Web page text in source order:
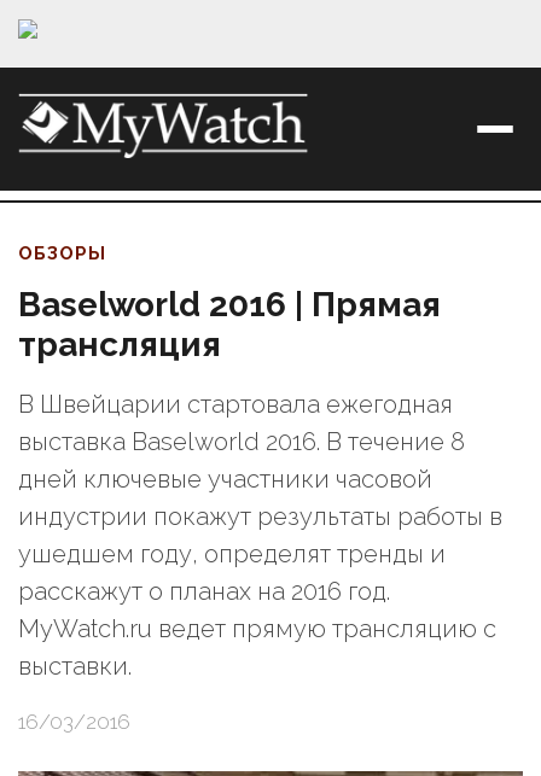
ОБЗОРЫ
Baselworld 2016 | Прямая
трансляция
В Швейцарии стартовала ежегодная
выставка Baselworld 2016. В течение 8
дней ключевые участники часовой
индустрии покажут результаты работы в
ушедшем году, определят тренды и
расскажут о планах на 2016 год.
MyWatch.ru ведет прямую трансляцию с
выставки.
16/03/2016